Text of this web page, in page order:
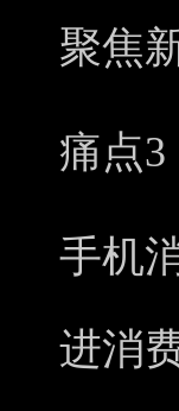
聚焦
痛点3
手机
进消